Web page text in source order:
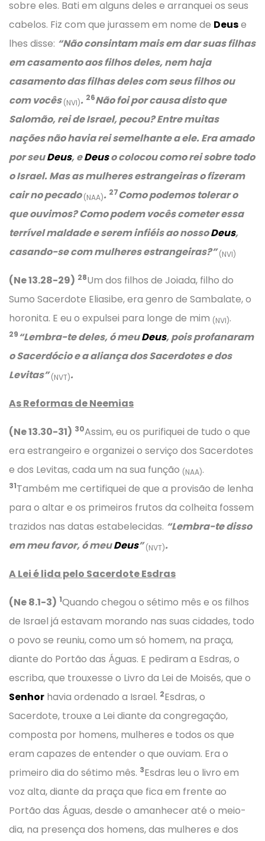
sobre eles. Bati em alguns deles e arranquei os seus
cabelos. Fiz com que jurassem em nome de Deuse
lhes disse: “Não consintam mais em dar suas filhas
em casamento aos filhos deles, nem haja
casamento das filhas deles com seus filhos ou
com vocês(NVI). 26Não foi por causa disto que
Salomão, rei de Israel, pecou? Entre muitas
nações não havia rei semelhante a ele. Era amado
por seuDeus, eDeuso colocou como rei sobre todo
o Israel. Mas as mulheres estrangeiras o fizeram
cair no pecado(NAA). 27Como podemos tolerar o
que ouvimos? Como podem vocês cometer essa
terrível maldade e serem infiéis ao nossoDeus,
casando-se com mulheres estrangeiras?”(NVI)
(Ne 13.28-29) 28Um dos filhos de Joiada, filho do
Sumo Sacerdote Eliasibe, era genro de Sambalate, o
horonita. E eu o expulsei para longe de mim (NVI).
29“Lembra-te deles, ó meuDeus, pois profanaram
o Sacerdócio e a aliança dos Sacerdotes e dos
Levitas”(NVT).
As Reformas de Neemias
(Ne 13.30-31) 30Assim, eu os purifiquei de tudo o que
era estrangeiro e organizei o serviço dos Sacerdotes
e dos Levitas, cada um na sua função (NAA).
31Também me certifiquei de que a provisão de lenha
para o altar e os primeiros frutos da colheita fossem
trazidos nas datas estabelecidas. “Lembra-te disso
em meu favor, ó meuDeus”(NVT).
A Lei é lida pelo Sacerdote Esdras
(Ne 8.1-3) 1Quando chegou o sétimo mês e os filhos
de Israel já estavam morando nas suas cidades, todo
o povo se reuniu, como um só homem, na praça,
diante do Portão das Águas. E pediram a Esdras, o
escriba, que trouxesse o Livro da Lei de Moisés, que o
Senhor havia ordenado a Israel. 2Esdras, o
Sacerdote, trouxe a Lei diante da congregação,
composta por homens, mulheres e todos os que
eram capazes de entender o que ouviam. Era o
primeiro dia do sétimo mês. 3Esdras leu o livro em
voz alta, diante da praça que fica em frente ao
Portão das Águas, desde o amanhecer até o meio-
dia, na presença dos homens, das mulheres e dos